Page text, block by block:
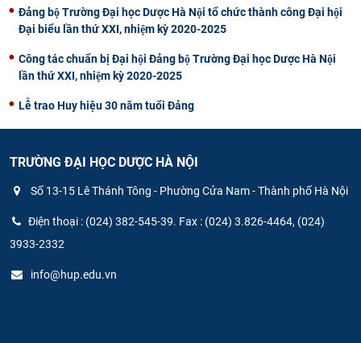
Đảng bộ Trường Đại học Dược Hà Nội tổ chức thành công Đại hội
Đại biểu lần thứ XXI, nhiệm kỳ 2020-2025
Công tác chuẩn bị Đại hội Đảng bộ Trường Đại học Dược Hà Nội
lần thứ XXI, nhiệm kỳ 2020-2025
Lễ trao Huy hiệu 30 năm tuổi Đảng
TRƯỜNG ĐẠI HỌC DƯỢC HÀ NỘI
Số 13-15 Lê Thánh Tông - Phường Cửa Nam - Thành phố Hà Nội
Điện thoại : (024) 382-545-39. Fax : (024) 3.826-4464, (024)
3933-2332
info@hup.edu.vn